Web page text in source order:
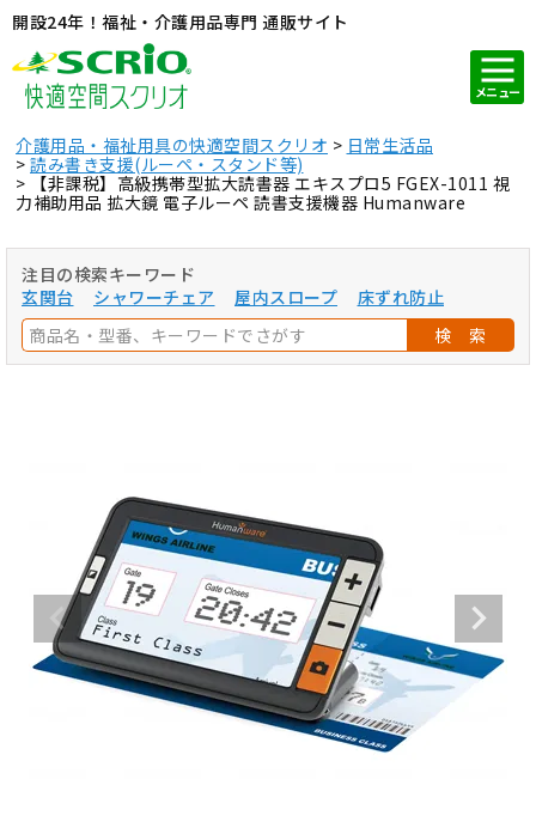
開設24年！福祉・介護用品専門 通販サイト
メニュー
介護用品・福祉用具の快適空間スクリオ
日常生活品
読み書き支援(ルーペ・スタンド等)
【非課税】高級携帯型拡大読書器 エキスプロ5 FGEX-1011 視
力補助用品 拡大鏡 電子ルーペ 読書支援機器 Humanware
注目の検索キーワード
玄関台
シャワーチェア 屋内スロープ
床ずれ防止
検 索